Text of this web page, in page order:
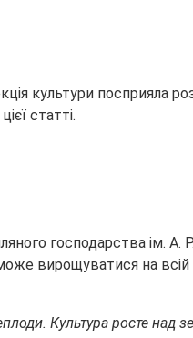
культури посприяла
статті.
господарства ім.
вирощуватися на всій
Культура росте над